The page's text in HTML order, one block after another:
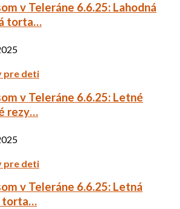
v Teleráne 6.6.25: Lahodná
torta…
pre deti
v Teleráne 6.6.25: Letné
rezy…
pre deti
v Teleráne 6.6.25: Letná
torta…